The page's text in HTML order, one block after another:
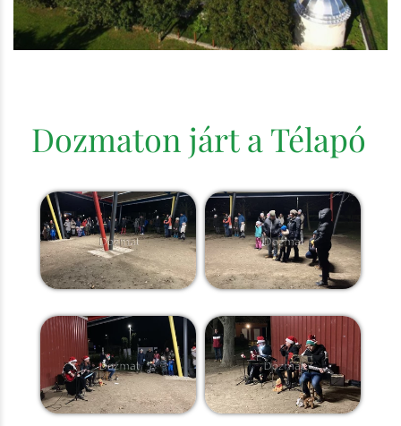
Dozmaton járt a Télapó